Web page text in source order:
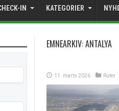
IN KATEGORIER
EMNEARKIV:ANTALYA
11. marts 2026 Ruter